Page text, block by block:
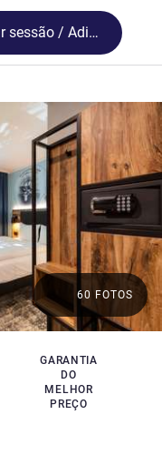
sessão / Adira
GARANTIA
DO
MELHOR
PREÇO
60 FOTOS